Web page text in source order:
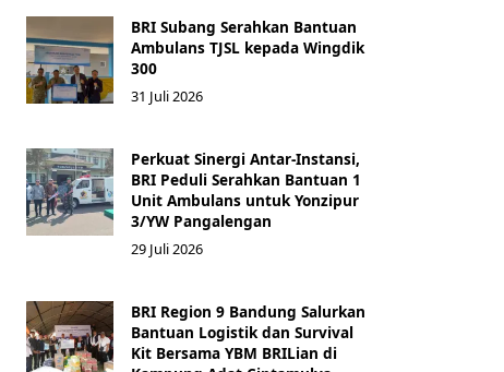
BRI Subang Serahkan Bantuan
Ambulans TJSL kepada Wingdik
300
31 Juli 2026
Perkuat Sinergi Antar-Instansi,
BRI Peduli Serahkan Bantuan 1
Unit Ambulans untuk Yonzipur
3/YW Pangalengan
29 Juli 2026
BRI Region 9 Bandung Salurkan
Bantuan Logistik dan Survival
Kit Bersama YBM BRILian di